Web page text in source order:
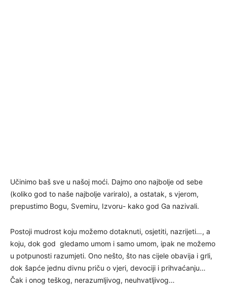
Učinimo baš sve u našoj moći. Dajmo ono najbolje od sebe
(koliko god to naše najbolje variralo), a ostatak, s vjerom,
prepustimo Bogu, Svemiru, Izvoru- kako god Ga nazivali.
Postoji mudrost koju možemo dotaknuti, osjetiti, nazrijeti…, a
koju, dok god gledamo umom i samo umom, ipak ne možemo
u potpunosti razumjeti. Ono nešto, što nas cijele obavija i grli,
dok šapće jednu divnu priču o vjeri, devociji i prihvaćanju…
Čak i onog teškog, nerazumljivog, neuhvatljivog…